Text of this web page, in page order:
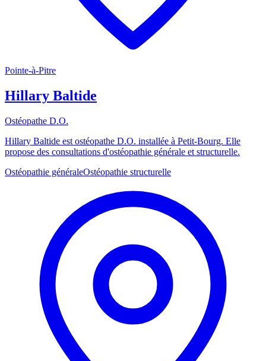
Pointe-à-Pitre
Hillary Baltide
Ostéopathe D.O.
Hillary Baltide est ostéopathe D.O. installée à Petit-Bourg. Elle
propose des consultations d'ostéopathie générale et structurelle.
Ostéopathie généraleOstéopathie structurelle